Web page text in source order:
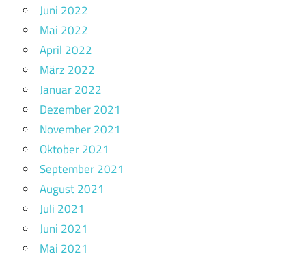
Juni 2022
Mai 2022
April 2022
März 2022
Januar 2022
Dezember 2021
November 2021
Oktober 2021
September 2021
August 2021
Juli 2021
Juni 2021
Mai 2021